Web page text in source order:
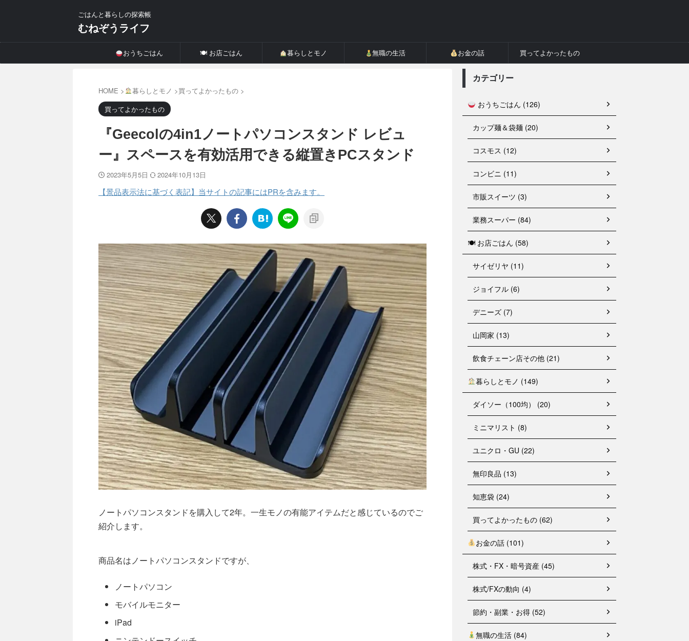
ごはんと暮らしの探索帳
むねぞうライフ
おうちごはん 🍽 お店ごはん 暮らしとモノ 無職の生活 お金の話 買ってよかったもの
HOME > 暮らしとモノ >買ってよかったもの >
買ってよかったもの
『Geecolの4in1ノートパソコンスタンド レビュ
ー』スペースを有効活用できる縦置きPCスタンド
2023年5月5日 2024年10月13日
【景品表示法に基づく表記】当サイトの記事にはPRを含みます。
ノートパソコンスタンドを購入して2年。一生モノの有能アイテムだと感じているのでご
紹介します。
商品名はノートパソコンスタンドですが、
ノートパソコン
モバイルモニター
iPad
カテゴリー
おうちごはん (126)
カップ麺＆袋麺 (20)
コスモス (12)
コンビニ (11)
市販スイーツ (3)
業務スーパー (84)
🍽 お店ごはん (58)
サイゼリヤ (11)
ジョイフル (6)
デニーズ (7)
山岡家 (13)
飲食チェーン店その他 (21)
暮らしとモノ (149)
ダイソー（100均） (20)
ミニマリスト (8)
ユニクロ・GU (22)
無印良品 (13)
知恵袋 (24)
買ってよかったもの (62)
お金の話 (101)
株式・FX・暗号資産 (45)
株式/FXの動向 (4)
節約・副業・お得 (52)
無職の生活 (84)